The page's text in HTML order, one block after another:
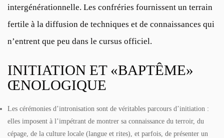
intergénérationnelle. Les confréries fournissent un terrain
fertile à la diffusion de techniques et de connaissances qui
n’entrent que peu dans le cursus officiel.
INITIATION ET «BAPTÊME»
ŒNOLOGIQUE
Les cérémonies d’intronisation sont de véritables parcours d’initiation :
elles imposent à l’impétrant de montrer sa connaissance du terroir, du
cépage, de la culture locale (langue et rites), et parfois, de présenter un